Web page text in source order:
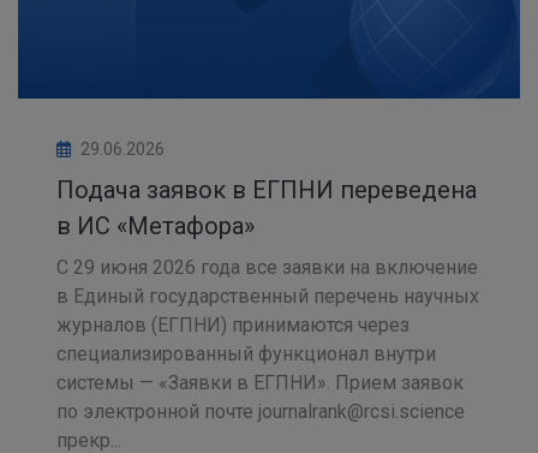
29.06.2026
Подача заявок в ЕГПНИ переведена
в ИС «Метафора»
С 29 июня 2026 года все заявки на включение
в Единый государственный перечень научных
журналов (ЕГПНИ) принимаются через
специализированный функционал внутри
системы — «Заявки в ЕГПНИ». Прием заявок
по электронной почте journalrank@rcsi.science
прекр...